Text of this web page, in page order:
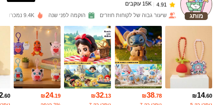
4.91 15K עוקבים
4.91 15K עוקבים
4.91 15K עוקבים
4.91 15K עוקבים
שיעור גבוה של לקוחות חוזרים הוקמה לפני שנה 9.4K נמכרו לאחרונה
₪14.60
₪38.78
₪32.13
₪24.19
.60